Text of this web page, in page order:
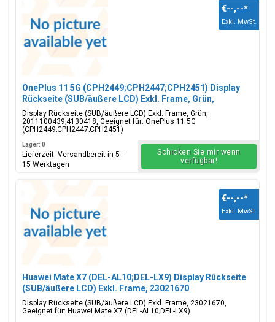
OnePlus 11 5G (CPH2449;CPH2447;CPH2451) Display
Rückseite (SUB/äußere LCD) Exkl. Frame, Grün,
2011100439;4130418
Display Rückseite (SUB/äußere LCD) Exkl. Frame, Grün,
2011100439;4130418, Geeignet für: OnePlus 11 5G
(CPH2449;CPH2447;CPH2451)
€--,--*
Exkl. MwSt.
Lager: 0
Lieferzeit: Versandbereit in 5 -
15 Werktagen
Schicken Sie mir wenn
verfügbar!
Huawei Mate X7 (DEL-AL10;DEL-LX9) Display Rückseite
(SUB/äußere LCD) Exkl. Frame, 23021670
Display Rückseite (SUB/äußere LCD) Exkl. Frame, 23021670,
Geeignet für: Huawei Mate X7 (DEL-AL10;DEL-LX9)
€--,--*
Exkl. MwSt.